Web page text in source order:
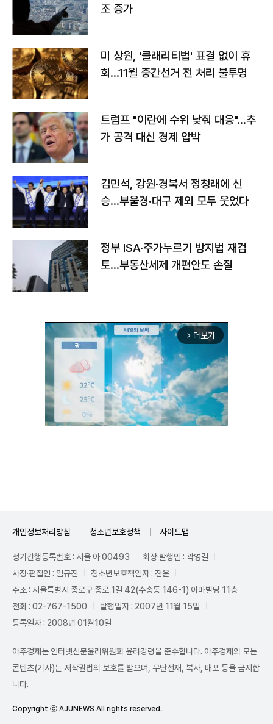
조 증가
미 상원, '클래리티법' 표결 없이 휴
회…11월 중간선거 전 처리 불투명
트럼프 "이란에 수위 낮춰 대응"…추
가 공격 대신 경제 압박
김민석, 강원·경북서 정청래에 신
승…부울경·대구 제외 모두 웃었다
정부 ISA·주가누르기 방지법 재검
토…부동산세제 개편안도 손질
arrow_forward_ios 더보기
개인정보처리방침 청소년보호정책 사이트맵
정기간행등록번호 : 서울 아 00493
회장·발행인 : 곽영길
사장·편집인 : 임규진
청소년보호책임자 : 전운
주소 : 서울특별시 종로구 종로 1길 42(수송동 146-1) 이마빌딩 11층
전화 : 02-767-1500
발행일자 : 2007년 11월 15일
등록일자 : 2008년 01월10일
아주경제는 인터넷신문윤리위원회 윤리강령을 준수합니다. 아주경제의 모든
콘텐츠(기사)는 저작권법의 보호를 받으며, 무단전재, 복사, 배포 등을 금지합
니다.
Copyright ⓒ AJUNEWS All rights reserved.